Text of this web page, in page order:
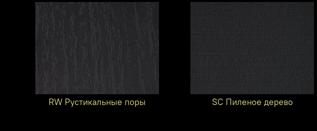
RW Рустикальные поры SC Пиленое дерево